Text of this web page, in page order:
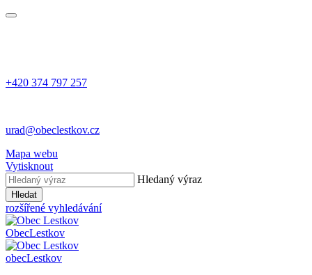
+420 374 797 257
urad@obeclestkov.cz
Mapa webu
Vytisknout
Hledaný výraz
Hledat
rozšířené vyhledávání
ObecLestkov
obecLestkov